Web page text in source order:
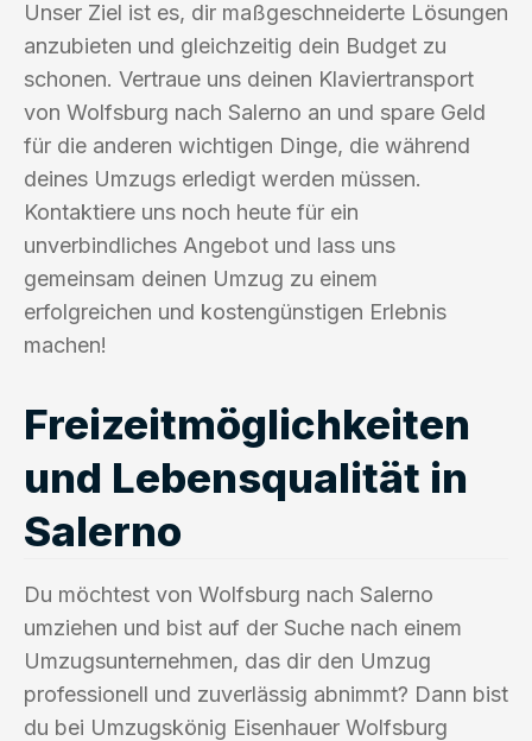
Unser Ziel ist es, dir maßgeschneiderte Lösungen
anzubieten und gleichzeitig dein Budget zu
schonen. Vertraue uns deinen Klaviertransport
von Wolfsburg nach Salerno an und spare Geld
für die anderen wichtigen Dinge, die während
deines Umzugs erledigt werden müssen.
Kontaktiere uns noch heute für ein
unverbindliches Angebot und lass uns
gemeinsam deinen Umzug zu einem
erfolgreichen und kostengünstigen Erlebnis
machen!
Freizeitmöglichkeiten
und Lebensqualität in
Salerno
Du möchtest von Wolfsburg nach Salerno
umziehen und bist auf der Suche nach einem
Umzugsunternehmen, das dir den Umzug
professionell und zuverlässig abnimmt? Dann bist
du bei Umzugskönig Eisenhauer Wolfsburg